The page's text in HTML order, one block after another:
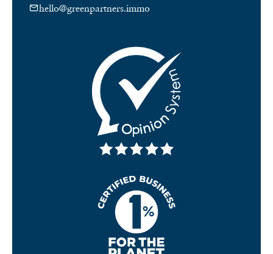
hello@greenpartners.immo